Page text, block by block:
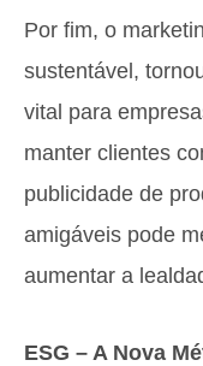
Por fim, o
sustentável,
vital para
manter clientes
publicidade de
amigáveis pode
aumentar a
ESG – A Nova